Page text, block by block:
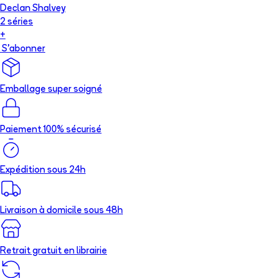
Declan Shalvey
2 séries
+
S'abonner
Emballage super soigné
Paiement 100% sécurisé
Expédition sous 24h
Livraison à domicile sous 48h
Retrait gratuit en librairie